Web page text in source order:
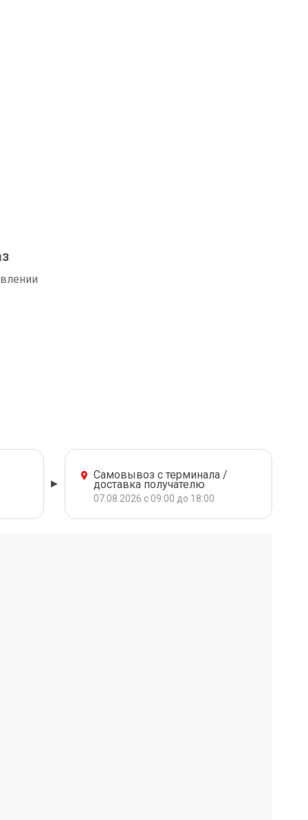
Самовывоз с терминала /
доставка получателю
07.08.2026 с 09:00 до 18:00